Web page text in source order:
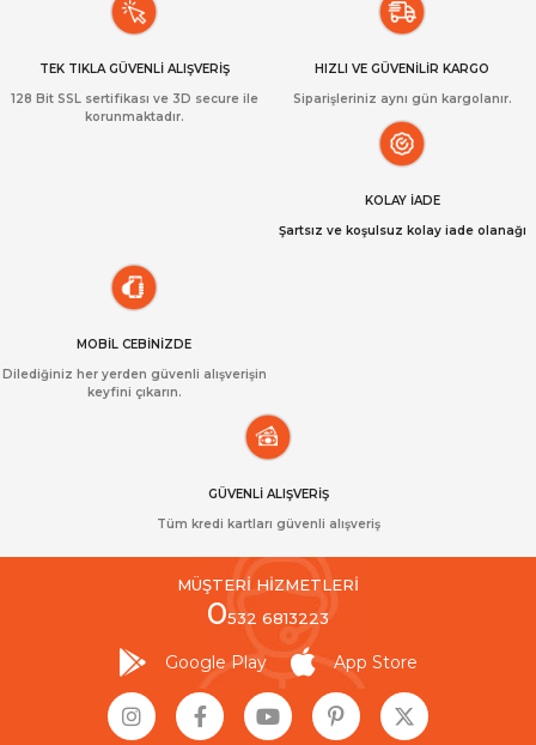
TEK TIKLA GÜVENLİ ALIŞVERİŞ
128 Bit SSL sertifikası ve 3D secure ile
korunmaktadır.
HIZLI VE GÜVENİLİR KARGO
Siparişleriniz aynı gün kargolanır.
KOLAY İADE
Şartsız ve koşulsuz kolay iade olanağı
MOBİL CEBİNİZDE
Dilediğiniz her yerden güvenli alışverişin
keyfini çıkarın.
GÜVENLİ ALIŞVERİŞ
Tüm kredi kartları güvenli alışveriş
MÜŞTERİ HİZMETLERİ
0532 6813223
Google Play App Store